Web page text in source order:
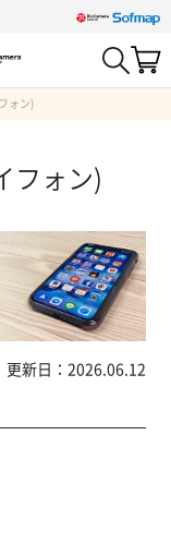
ォン)
フォン)
更新日：2026.06.12